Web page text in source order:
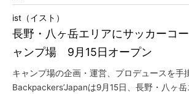
長野・八ヶ岳エリアにサッカーコ
ャンプ場 9月15日オープン
ist（イスト）
キャンプ場の企画・運営、プロデュースを手
Backpackers’Japanは9月15日、長野・八ヶ